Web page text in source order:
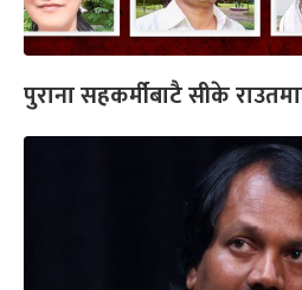
पुराना सहकर्मीबाटै सीके